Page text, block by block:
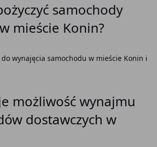
samochody
mieście Konin?
do wynajęcia samochodu w mieście Konin i
możliwość wynajmu
dostawczych w